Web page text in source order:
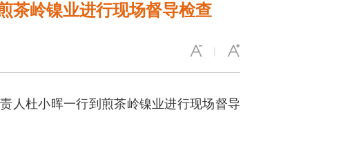
茶岭镍业进行现场督导检查
|
人杜小晖一行到煎茶岭镍业进行现场督导